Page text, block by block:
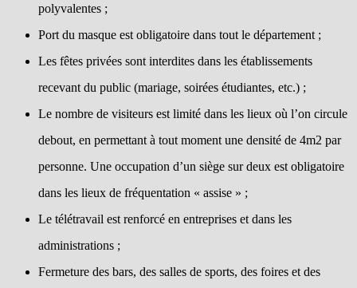
polyvalentes ;
Port du masque est obligatoire dans tout le département ;
Les fêtes privées sont interdites dans les établissements
recevant du public (mariage, soirées étudiantes, etc.) ;
Le nombre de visiteurs est limité dans les lieux où l’on circule
debout, en permettant à tout moment une densité de 4m2 par
personne. Une occupation d’un siège sur deux est obligatoire
dans les lieux de fréquentation « assise » ;
Le télétravail est renforcé en entreprises et dans les
administrations ;
Fermeture des bars, des salles de sports, des foires et des